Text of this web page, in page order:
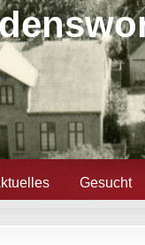
Gesucht